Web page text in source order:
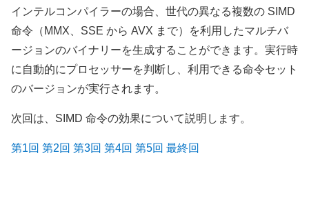
インテルコンパイラーの場合、世代の異なる複数の SIMD
命令（MMX、SSE から AVX まで）を利用したマルチバ
ージョンのバイナリーを生成することができます。実行時
に自動的にプロセッサーを判断し、利用できる命令セット
のバージョンが実行されます。
次回は、SIMD 命令の効果について説明します。
第1回 第2回 第3回 第4回 第5回 最終回